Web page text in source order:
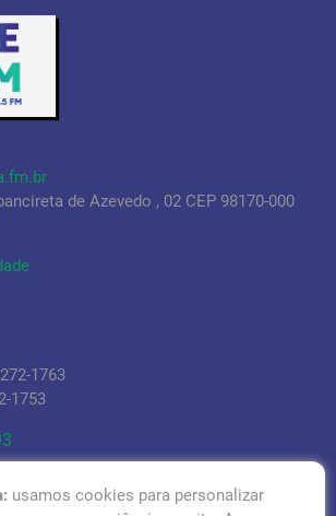
de Azevedo , 02 CEP 98170-000
1763
1753
usamos cookies para personalizar